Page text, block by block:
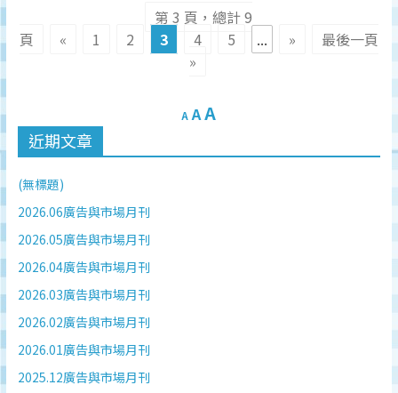
第 3 頁，總計 9
頁
« 1 2 3 4 5 ... »
最後一頁
»
A AA
近期文章
(無標題)
2026.06廣告與市場月刊
2026.05廣告與市場月刊
2026.04廣告與市場月刊
2026.03廣告與市場月刊
2026.02廣告與市場月刊
2026.01廣告與市場月刊
2025.12廣告與市場月刊